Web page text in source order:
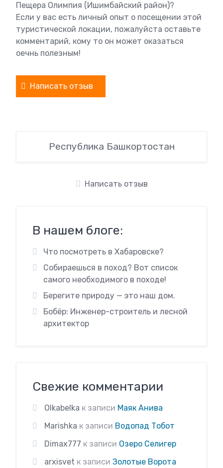
Пещера Олимпия (Ишимбайский район)?
Если у вас есть личный опыт о посещении этой
туристической локации, пожалуйста оставьте
комментарий, кому то он может оказаться
оечнь полезным!
Написать отзыв
Республика Башкортостан
Написать отзыв
В нашем блоге:
Что посмотреть в Хабаровске?
Собираешься в поход? Вот список
самого необходимого в походе!
Берегите природу — это наш дом.
Бобёр: Инженер-строитель и лесной
архитектор
Свежие комментарии
Olkabelka к записи Маяк Анива
Marishka к записи Водопад Тобот
Dimax777 к записи Озеро Селигер
arxisvet к записи Золотые Ворота